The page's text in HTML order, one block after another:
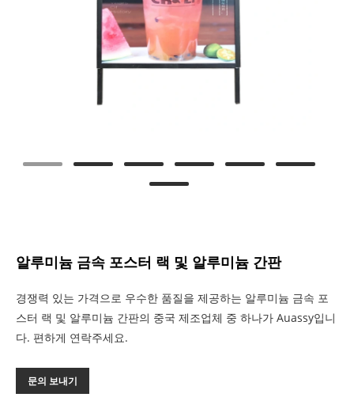
알루미늄 금속 포스터 랙 및 알루미늄 간판
경쟁력 있는 가격으로 우수한 품질을 제공하는 알루미늄 금속 포
스터 랙 및 알루미늄 간판의 중국 제조업체 중 하나가 Auassy입니
다. 편하게 연락주세요.
문의 보내기